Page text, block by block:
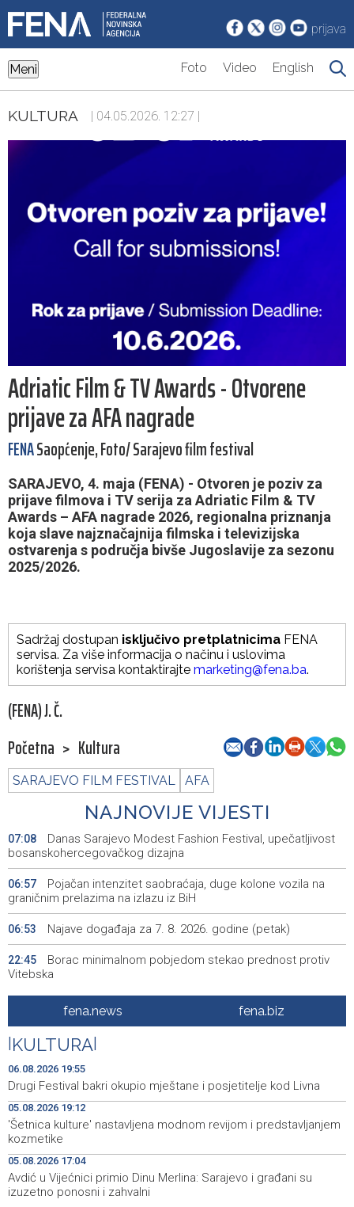
prijava
Meni Foto Video English
KULTURA | 04.05.2026. 12:27 |
Adriatic Film & TV Awards - Otvorene
prijave za AFA nagrade
FENASaopćenje, Foto/ Sarajevo film festival
SARAJEVO, 4. maja (FENA) - Otvoren je poziv za
prijave filmova i TV serija za Adriatic Film & TV
Awards – AFA nagrade 2026, regionalna priznanja
koja slave najznačajnija filmska i televizijska
ostvarenja s područja bivše Jugoslavije za sezonu
2025/2026.
Sadržaj dostupan isključivo pretplatnicima FENA
servisa. Za više informacija o načinu i uslovima
korištenja servisa kontaktirajte marketing@fena.ba.
(FENA) J. Č.
Početna > Kultura
SARAJEVO FILM FESTIVAL AFA
NAJNOVIJE VIJESTI
07:08
Danas Sarajevo Modest Fashion Festival, upečatljivost
bosanskohercegovačkog dizajna
06:57
Pojačan intenzitet saobraćaja, duge kolone vozila na
graničnim prelazima na izlazu iz BiH
06:53 Najave događaja za 7. 8. 2026. godine (petak)
22:45
Borac minimalnom pobjedom stekao prednost protiv
Vitebska
Bacačice kugle Bešlija i Baručija bez plasmana u finale
juniorskog SP-a
20:36
Počeo memorijalni turnir 'Streetball Tomislavgrad 2026.
Branimir Mašić Bani'
20:26
Na Vilsonovom šetalištu u Sarajevu predstavljeno 50
luksuznih i sportskih automobila
20:01 Announcement of events for Friday, 7 August 2026
19:55
Drugi Festival bakri okupio mještane i posjetitelje kod
Livna
fena.news fena.biz
KULTURA
06.08.2026 19:55
Drugi Festival bakri okupio mještane i posjetitelje kod Livna
05.08.2026 19:12
'Šetnica kulture' nastavljena modnom revijom i predstavljanjem
kozmetike
05.08.2026 17:04
Avdić u Vijećnici primio Dinu Merlina: Sarajevo i građani su
izuzetno ponosni i zahvalni